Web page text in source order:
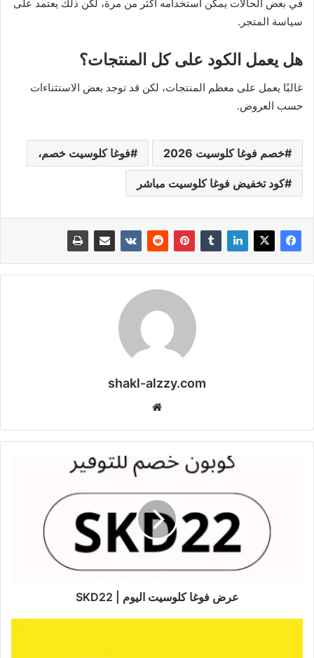
في بعض الحالات يمكن استخدامه أكثر من مرة، لكن ذلك يعتمد على
سياسة المتجر.
هل يعمل الكود على كل المنتجات؟
غالبًا يعمل على معظم المنتجات، لكن قد توجد بعض الاستثناءات
حسب العروض.
خصم فوغا كلوسيت 2026 فوغا كلوسيت خصم،
كود تخفيض فوغا كلوسيت مباشر
shakl-alzzy.com
عرض فوغا كلوسيت اليوم | SKD22